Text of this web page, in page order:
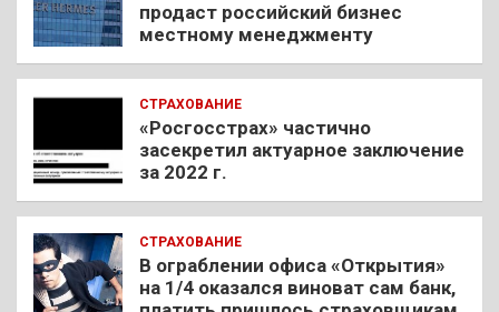
продаст российский бизнес
местному менеджменту
СТРАХОВАНИЕ
«Росгосстрах» частично
засекретил актуарное заключение
за 2022 г.
СТРАХОВАНИЕ
В ограблении офиса «Открытия»
на 1/4 оказался виноват сам банк,